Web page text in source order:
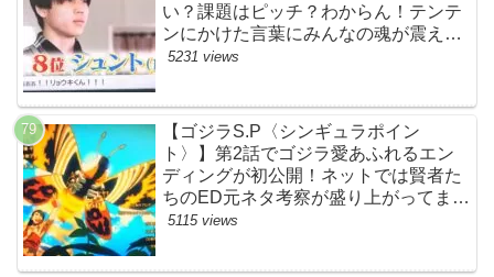
い？課題はピッチ？わからん！テンテ
ンにかけた言葉にみんなの魂が震えて
ます…【ザファースト・ネットのネタ
5231 views
【ゴジラS.P〈シンギュラポイン
ト〉】第2話でゴジラ愛あふれるエン
ディングが初公開！ネットでは賢者た
ちのED元ネタ考察が盛り上がってま
す！モスラやメカゴジラ（機龍）も登
5115 views